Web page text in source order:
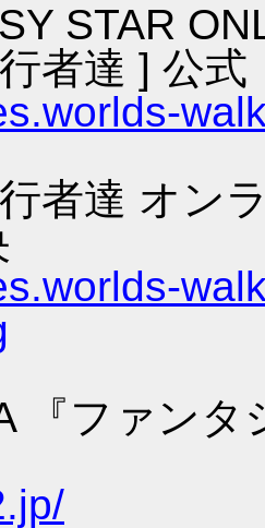
STAR
者達 ] 公式
者達 オン
『ファン